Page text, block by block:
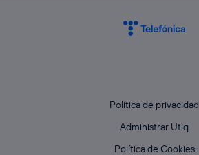
Política de privacidad
Administrar Utiq
Política de Cookies